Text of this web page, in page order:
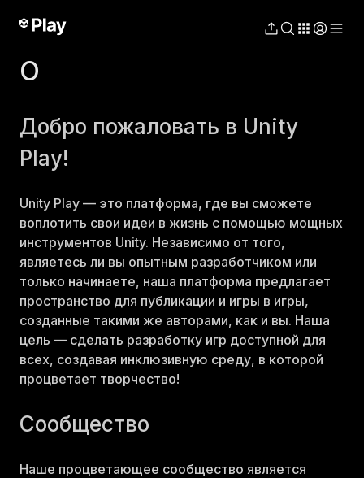
О
Добро пожаловать в Unity
Play!
Unity Play — это платформа, где вы сможете
воплотить свои идеи в жизнь с помощью мощных
инструментов Unity. Независимо от того,
являетесь ли вы опытным разработчиком или
только начинаете, наша платформа предлагает
пространство для публикации и игры в игры,
созданные такими же авторами, как и вы. Наша
цель — сделать разработку игр доступной для
всех, создавая инклюзивную среду, в которой
процветает творчество!
Сообщество
Наше процветающее сообщество является